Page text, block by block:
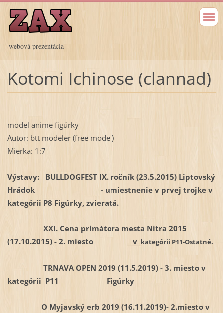
webová prezentácia
Kotomi Ichinose (clannad)
model anime figúrky
Autor: btt modeler (free model)
Mierka: 1:7
Výstavy: BULLDOGFEST IX. ročník (23.5.2015) Liptovský
Hrádok - umiestnenie v prvej trojke v
kategórii P8 Figúrky, zvieratá.
XXI. Cena primátora mesta Nitra 2015
(17.10.2015) - 2. miesto v kategórii P11-Ostatné.
TRNAVA OPEN 2019 (11.5.2019) - 3. miesto v
kategórii P11 Figúrky
O Myjavský erb 2019 (16.11.2019)- 2.miesto v